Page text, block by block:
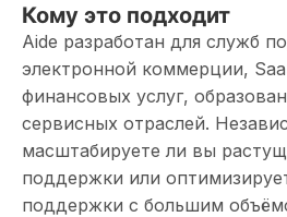
Кому это подходит
Aide разработан для служб
электронной коммерции,
финансовых услуг,
сервисных отраслей.
масштабируете ли вы
поддержки или
поддержки с большим